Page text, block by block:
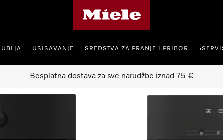
USISAVANJE SREDSTVA ZA PRANJE I PRIBOR •
Besplatna dostava za sve narudžbe iznad 75 €